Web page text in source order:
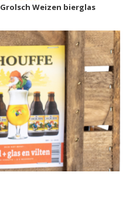
Grolsch Weizen bierglas